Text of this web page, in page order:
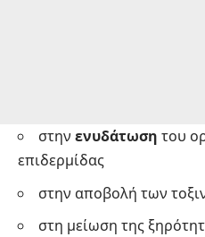
στην ενυδάτωση του
επιδερμίδας
στην αποβολή των
στη μείωση της